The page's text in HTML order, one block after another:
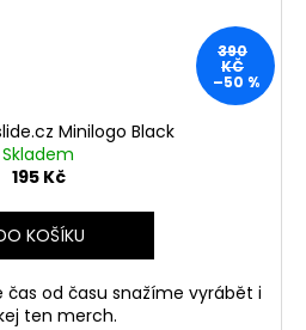
390
KČ
–50 %
Minilogo Black
Skladem
195 Kč
KOŠÍKU
čas od času snažíme vyrábět i
ten merch.